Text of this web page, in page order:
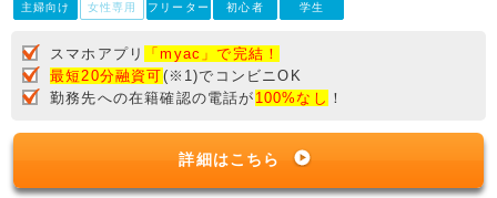
主婦向け 女性専用 フリーター 初心者 学生
スマホアプリ
「myac」で完結！
最短20分融資可(※1)でコンビニOK
勤務先への在籍確認の電話が 100%なし ！
詳細はこちら